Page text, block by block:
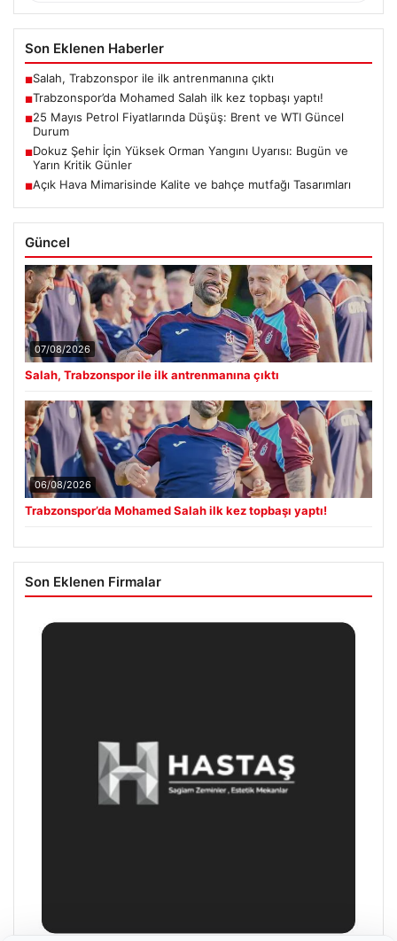
Son Eklenen Haberler
■Salah, Trabzonspor ile ilk antrenmanına çıktı
■Trabzonspor’da Mohamed Salah ilk kez topbaşı yaptı!
■25 Mayıs Petrol Fiyatlarında Düşüş: Brent ve WTI Güncel
Durum
■Dokuz Şehir İçin Yüksek Orman Yangını Uyarısı: Bugün ve
Yarın Kritik Günler
■Açık Hava Mimarisinde Kalite ve bahçe mutfağı Tasarımları
Güncel
07/08/2026
Salah, Trabzonspor ile ilk antrenmanına çıktı
06/08/2026
Trabzonspor’da Mohamed Salah ilk kez topbaşı yaptı!
Son Eklenen Firmalar